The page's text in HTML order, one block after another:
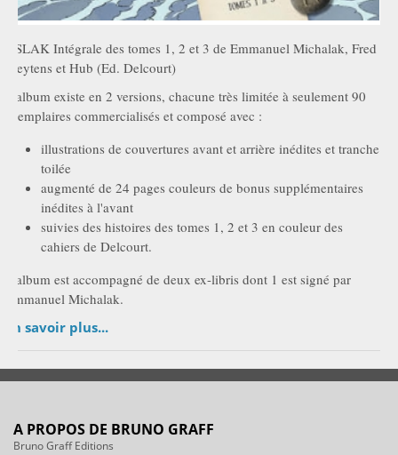
ASLAK Intégrale des tomes 1, 2 et 3 de Emmanuel Michalak, Fred
Weytens et Hub (Ed. Delcourt)
L'album existe en 2 versions, chacune très limitée à seulement 90
exemplaires commercialisés et composé avec :
illustrations de couvertures avant et arrière inédites et tranche
toilée
augmenté de 24 pages couleurs de bonus supplémentaires
inédites à l'avant
suivies des histoires des tomes 1, 2 et 3 en couleur des
cahiers de Delcourt.
L'album est accompagné de deux ex-libris dont 1 est signé par
Emmanuel Michalak.
En savoir plus...
A PROPOS DE BRUNO GRAFF
Bruno Graff Editions